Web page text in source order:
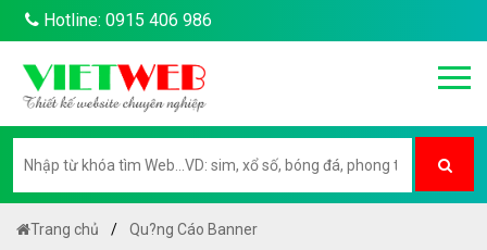
Hotline: 0915 406 986
Trang chủ Qu?ng Cáo Banner